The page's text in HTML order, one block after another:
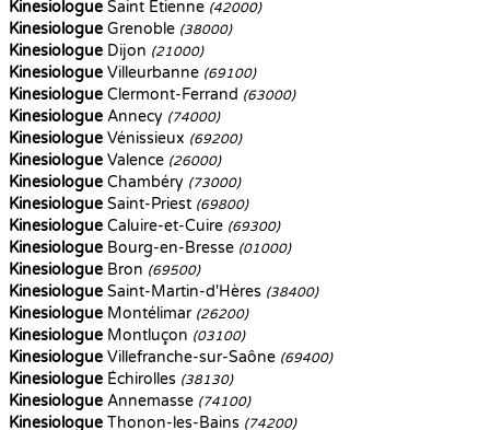
Kinesiologue Saint Etienne (42000)
Kinesiologue Grenoble (38000)
Kinesiologue Dijon (21000)
Kinesiologue Villeurbanne (69100)
Kinesiologue Clermont-Ferrand (63000)
Kinesiologue Annecy (74000)
Kinesiologue Vénissieux (69200)
Kinesiologue Valence (26000)
Kinesiologue Chambéry (73000)
Kinesiologue Saint-Priest (69800)
Kinesiologue Caluire-et-Cuire (69300)
Kinesiologue Bourg-en-Bresse (01000)
Kinesiologue Bron (69500)
Kinesiologue Saint-Martin-d'Hères (38400)
Kinesiologue Montélimar (26200)
Kinesiologue Montluçon (03100)
Kinesiologue Villefranche-sur-Saône (69400)
Kinesiologue Échirolles (38130)
Kinesiologue Annemasse (74100)
Kinesiologue Thonon-les-Bains (74200)